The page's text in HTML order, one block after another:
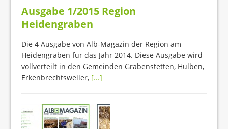
Ausgabe 1/2015 Region
Heidengraben
Die 4 Ausgabe von Alb-Magazin der Region am
Heidengraben für das Jahr 2014. Diese Ausgabe wird
vollverteilt in den Gemeinden Grabenstetten, Hülben,
Erkenbrechtsweiler, [...]